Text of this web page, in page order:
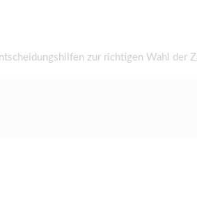
zur richtigen Wahl der